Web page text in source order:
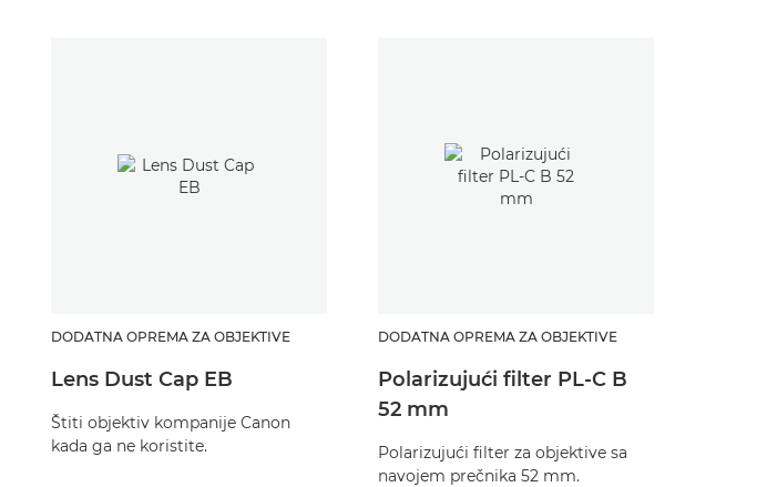
DODATNA OPREMA ZA OBJEKTIVE
Lens Dust Cap EB
Štiti objektiv kompanije Canon
kada ga ne koristite.
DODATNA OPREMA ZA OBJEKTIVE
Polarizujući filter PL-C B
52 mm
Polarizujući filter za objektive sa
navojem prečnika 52 mm.